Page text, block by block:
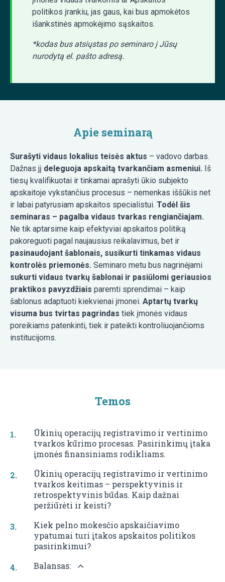
politikos įrankiu, jas gaus, kai bus apmokėtos
išankstinės apmokėjimo sąskaitos.
*kodas bus atsiųstas po seminaro į Jūsų
nurodytą el. pašto adresą.
Apie seminarą
Surašyti vidaus lokalius teisės aktus – vadovo darbas.
Dažnas jį deleguoja apskaitą tvarkančiam asmeniui. Iš
tiesų kvalifikuotai ir tinkamai aprašyti ūkio subjekto
apskaitoje vykstančius procesus – nemenkas iššūkis net
ir labai patyrusiam apskaitos specialistui. Todėl šis
seminaras – pagalba vidaus tvarkas rengiančiajam.
Ne tik aptarsime kaip efektyviai apskaitos politiką
pakoreguoti pagal naujausius reikalavimus, bet ir
pasinaudojant šablonais, susikurti tinkamas vidaus
kontrolės priemonės. Seminaro metu bus nagrinėjami
sukurti vidaus tvarkų šablonai ir pasiūlomi geriausios
praktikos pavyzdžiais paremti sprendimai – kaip
šablonus adaptuoti kiekvienai įmonei. Aptartų tvarkų
visuma bus tvirtas pagrindas tiek įmonės vidaus
poreikiams patenkinti, tiek ir pateikti kontroliuojančioms
institucijoms.
Temos
Ūkinių operacijų registravimo ir vertinimo
tvarkos kūrimo procesas. Pasirinkimų įtaka
įmonės finansiniams rodikliams.
Ūkinių operacijų registravimo ir vertinimo
tvarkos keitimas – perspektyvinis ir
retrospektyvinis būdas. Kaip dažnai
peržiūrėti ir keisti?
Kiek pelno mokesčio apskaičiavimo
ypatumai turi įtakos apskaitos politikos
pasirinkimui?
Balansas: